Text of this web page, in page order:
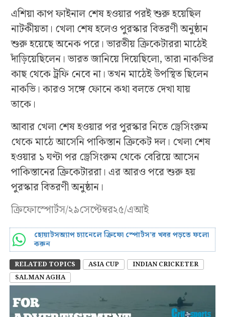
এশিয়া কাপ ফাইনাল শেষ হওয়ার পরই শুরু হয়েছিল
নাটকীয়তা। খেলা শেষ হলেও পুরস্কার বিতরণী অনুষ্ঠান
শুরু হয়েছে অনেক পরে। ভারতীয় ক্রিকেটাররা মাঠেই
দাঁড়িয়েছিলেন। ভারত জানিয়ে দিয়েছিলো, তারা নাকভির
কাছ থেকে ট্রফি নেবে না। তখন মাঠেই উপস্থিত ছিলেন
নাকভি। কারও সঙ্গে ফোনে কথা বলতে দেখা যায়
তাকে।
আবার খেলা শেষ হওয়ার পর পুরস্কার নিতে ড্রেসিংরুম
থেকে মাঠে আসেনি পাকিস্তান ক্রিকেট দল। খেলা শেষ
হওয়ার ১ ঘণ্টা পর ড্রেসিংরুম থেকে বেরিয়ে আসেন
পাকিস্তানের ক্রিকেটাররা। এর আরও পরে শুরু হয়
পুরস্কার বিতরণী অনুষ্ঠান।
ক্রিফোস্পোর্টস/২৯সেপ্টেম্বর২৫/এআই
হোয়াটসঅ্যাপ চ্যানেলে ক্রিফো স্পোর্টস’র খবর পড়তে ফলো
করুন
RELATED TOPICS ASIA CUP
INDIAN CRICKETER
SALMAN AGHA